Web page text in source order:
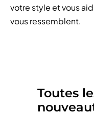
votre style et vous
vous ressemblent.
Toutes